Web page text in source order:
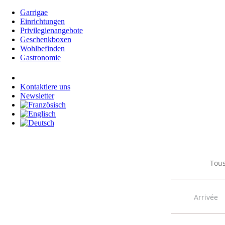
Garrigae
Einrichtungen
Privilegienangebote
Geschenkboxen
Wohlbefinden
Gastronomie
Kontaktiere uns
Newsletter
Press